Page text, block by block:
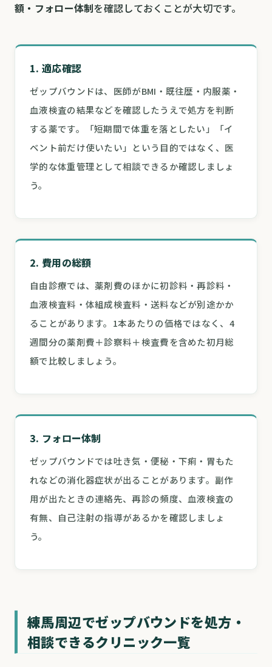
額・フォロー体制を確認しておくことが大切です。
1. 適応確認
ゼップバウンドは、医師がBMI・既往歴・内服薬・
血液検査の結果などを確認したうえで処方を判断
する薬です。「短期間で体重を落としたい」「イ
ベント前だけ使いたい」という目的ではなく、医
学的な体重管理として相談できるか確認しましょ
う。
2. 費用の総額
自由診療では、薬剤費のほかに初診料・再診料・
血液検査料・体組成検査料・送料などが別途かか
ることがあります。1本あたりの価格ではなく、4
週間分の薬剤費＋診察料＋検査費を含めた初月総
額で比較しましょう。
3. フォロー体制
ゼップバウンドでは吐き気・便秘・下痢・胃もた
れなどの消化器症状が出ることがあります。副作
用が出たときの連絡先、再診の頻度、血液検査の
有無、自己注射の指導があるかを確認しましょ
う。
練馬周辺でゼップバウンドを処方・
相談できるクリニック一覧